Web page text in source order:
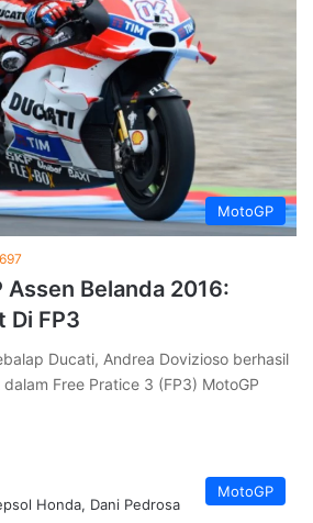
MotoGP
697
Belanda 2016:
Di FP3
Ducati, Andrea Dovizioso berhasil
Free Pratice 3 (FP3) MotoGP
MotoGP